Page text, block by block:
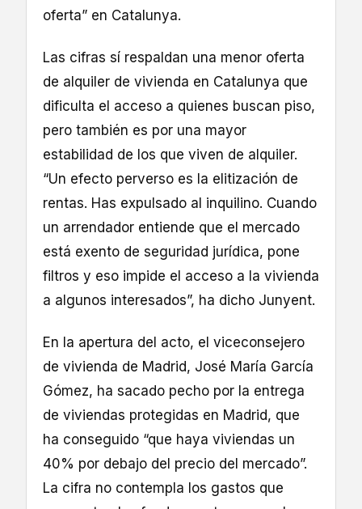
oferta” en Catalunya.
Las cifras sí respaldan una menor oferta
de alquiler de vivienda en Catalunya que
dificulta el acceso a quienes buscan piso,
pero también es por una mayor
estabilidad de los que viven de alquiler.
“Un efecto perverso es la elitización de
rentas. Has expulsado al inquilino. Cuando
un arrendador entiende que el mercado
está exento de seguridad jurídica, pone
filtros y eso impide el acceso a la vivienda
a algunos interesados”, ha dicho Junyent.
En la apertura del acto, el viceconsejero
de vivienda de Madrid, José María García
Gómez, ha sacado pecho por la entrega
de viviendas protegidas en Madrid, que
ha conseguido “que haya viviendas un
40% por debajo del precio del mercado”.
La cifra no contempla los gastos que